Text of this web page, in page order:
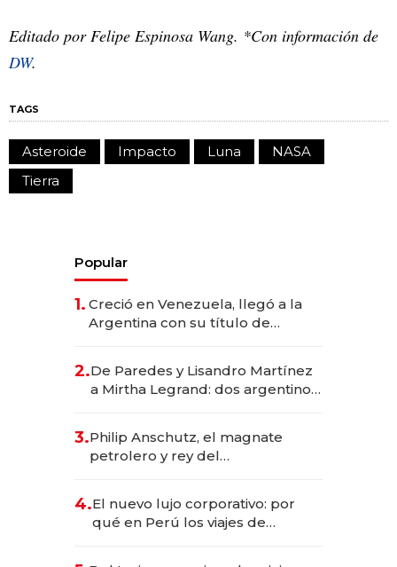
Editado por Felipe Espinosa Wang. *Con información de
DW.
TAGS
Asteroide Impacto Luna
NASA
Tierra
Popular
1. Creció en Venezuela, llegó a la
Argentina con su título de
las marcas "fast premium"
2.De Paredes y Lisandro Martínez
a Mirtha Legrand: dos argentinos
3.Philip Anschutz, el magnate
petrolero y rey del
Fénix
4.El nuevo lujo corporativo: por
qué en Perú los viajes de